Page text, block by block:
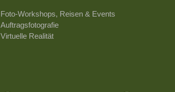
Foto-Workshops, Reisen & Events
Auftragsfotografie
Virtuelle Realität